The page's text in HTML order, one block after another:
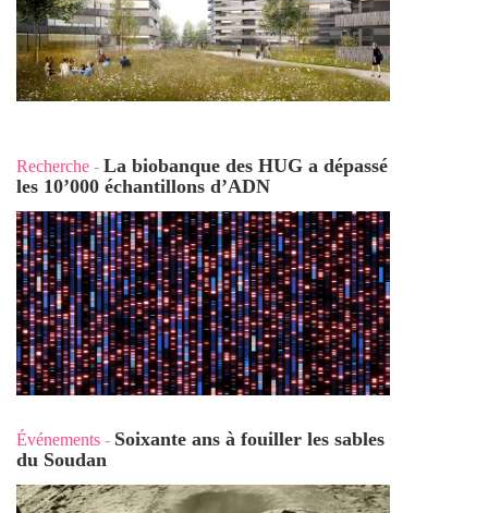
Recherche - La biobanque des HUG a dépassé
les 10’000 échantillons d’ADN
Événements - Soixante ans à fouiller les sables
du Soudan